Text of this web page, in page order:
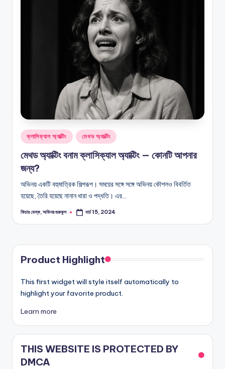
Posted
in
ক্লাসিক্যাল অ্যাক্টিং মেথড অ্যাক্টিং
মেথড অ্যাক্টিং বনাম ক্লাসিক্যাল অ্যাক্টিং — কোনটি আপনার
জন্য?
অভিনয় একটি বহুমাত্রিক শিল্পরূপ। সময়ের সঙ্গে সঙ্গে অভিনয় কৌশলও বিবর্তিত
হয়েছে, তৈরি হয়েছে নানান ধারা ও পদ্ধতি। এর…
Posted
ফিচার ডেস্ক, অভিনয় গুরুকুল মার্চ 15, 2024
Product Highlight
This first widget will style itself automatically to
highlight your favorite product.
Learn more
THIS WEBSITE IS PROTECTED BY
DMCA